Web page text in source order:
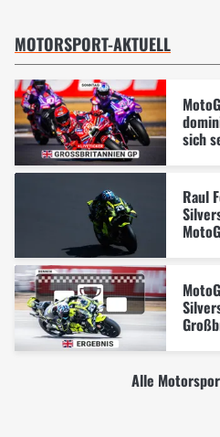
MOTORSPORT-AKTUELL
sich
Raul
Alle